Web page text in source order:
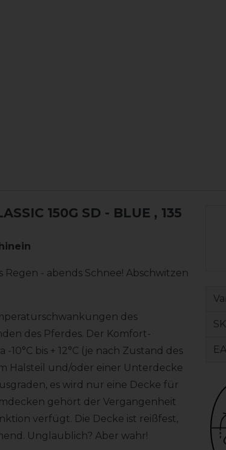
150G SD - BLUE , 135
- abends Schnee! Abschwitzen
des
des Pferdes. Der Komfort-
bis + 12°C (je nach Zustand des
Halsteil und/oder einer Unterdecke
es wird nur eine Decke für
gehört der Vergangenheit
verfügt. Die Decke ist reißfest,
Unglaublich? Aber wahr!